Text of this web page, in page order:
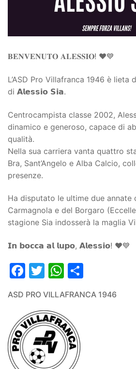
Centro Sportivo
Organizzazione
Esordienti
Juniores
𝐁𝐄𝐍𝐕𝐄𝐍𝐔𝐓𝐎 𝐀𝐋𝐄𝐒𝐒𝐈𝐎! ❤️💙
L’ASD Pro Villafranca 1946 è lieta
di 𝗔𝗹𝗲𝘀𝘀𝗶𝗼 𝗦𝗶𝗮.
Centrocampista classe 2002,
dinamico e generoso, capace di
qualità.
Nella sua carriera vanta quattro
Bra, Sant’Angelo e Alba Calcio,
presenze.
Ha disputato le ultime due annate
Carmagnola e del Borgaro
stagione Sia indosserà la maglia
𝗜𝗻 𝗯𝗼𝗰𝗰𝗮 𝗮𝗹 𝗹𝘂𝗽𝗼, 𝗔𝗹𝗲𝘀𝘀𝗶𝗼! ❤️💙
Facebook
TwitterWhatsApp
ASD PRO VILLAFRANCA 1946